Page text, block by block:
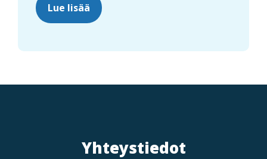
Lue lisää
Yhteystiedot